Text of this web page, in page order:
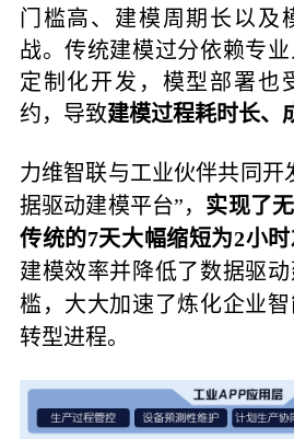
门槛高、建模周期长以及
战。传统建模过分依赖专
定制化开发，模型部署也
约，导致建模过程耗时长、
力维智联与工业伙伴共同开
据驱动建模平台”， 实现了
传统的7天大幅缩短为2小时
建模效率并降低了数据驱动
槛，大大加速了炼化企业
转型进程。